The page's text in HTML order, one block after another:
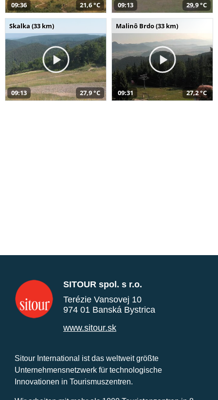
09:36 21,6 °C 09:13 29,9 °C
Skalka (33 km)
09:13 27,9 °C
Malinô Brdo (33 km)
09:31 27,2 °C
SITOUR spol. s r.o.
Terézie Vansovej 10
974 01 Banská Bystrica
www.sitour.sk
Sitour International ist das weltweit größte
Unternehmensnetzwerk für technologische
Innovationen in Tourismuszentren.